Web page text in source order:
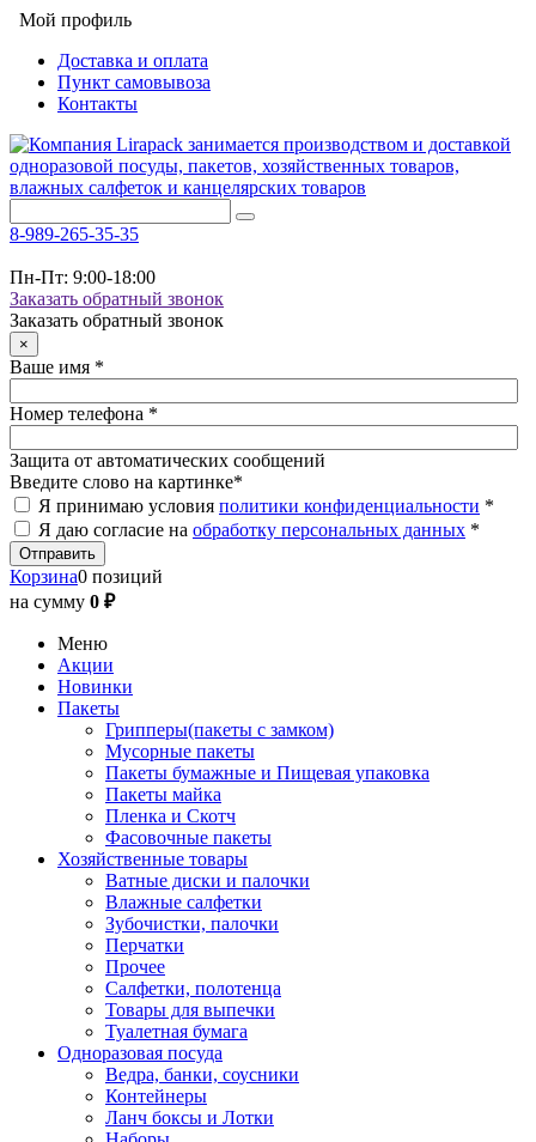
Мой профиль
Доставка и оплата
Пункт самовывоза
Контакты
8-989-265-35-35
Пн-Пт: 9:00-18:00
Заказать обратный звонок
Заказать обратный звонок
×
Ваше имя *
Номер телефона *
Защита от автоматических сообщений
Введите слово на картинке*
Я принимаю условия политики конфиденциальности *
Я даю согласие на обработку персональных данных *
Корзина0 позиций
на сумму 0 ₽
Меню
Акции
Новинки
Пакеты
Грипперы(пакеты с замком)
Мусорные пакеты
Пакеты бумажные и Пищевая упаковка
Пакеты майка
Пленка и Скотч
Фасовочные пакеты
Хозяйственные товары
Ватные диски и палочки
Влажные салфетки
Зубочистки, палочки
Перчатки
Прочее
Салфетки, полотенца
Товары для выпечки
Туалетная бумага
Одноразовая посуда
Ведра, банки, соусники
Контейнеры
Ланч боксы и Лотки